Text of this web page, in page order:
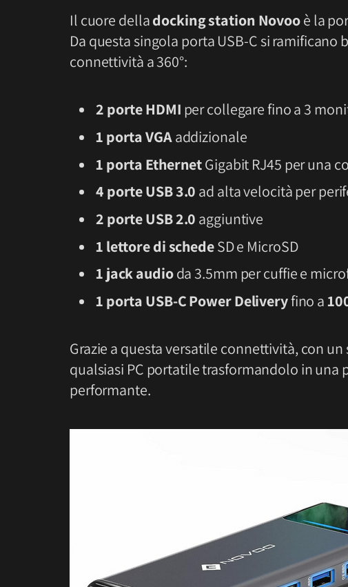
Il cuore delladocking station Novooè la
Da questa singola porta USB-C si ramificano
connettività a 360°:
2 porte HDMI per collegare fino a 3
1 porta VGAaddizionale
1 porta EthernetGigabit RJ45 per una
4 porte USB 3.0 ad alta velocità per
2 porte USB 2.0 aggiuntive
1 lettore di schedeSD e MicroSD
1 jack audioda 3.5mm per cuffie e
1 porta USB-C Power Deliveryfino a
Grazie a questa versatile connettività, con
qualsiasi PC portatile trasformandolo in una
performante.